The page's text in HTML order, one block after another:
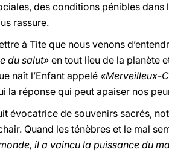
des conditions pénibles dans
rassure.
à Tite que nous venons
du salut» en tout lieu de la planète
naît l’Enfant appelé «Merveilleux-
la réponse qui peut apaiser nos
évocatrice de souvenirs sacrés,
Quand les ténèbres et le mal
il a vaincu la puissance du